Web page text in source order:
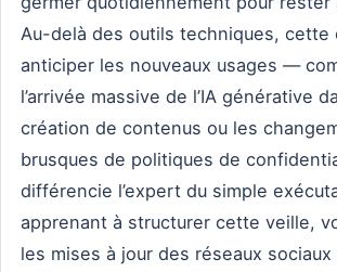
Au-delà des outils techniques, cette
anticiper les nouveaux usages —
l’arrivée massive de l’IA générative
création de contenus ou les
brusques de politiques de
différencie l’expert du simple
apprenant à structurer cette veille,
les mises à jour des réseaux sociaux